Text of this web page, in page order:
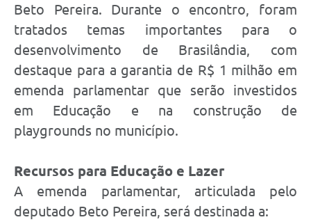
Beto Pereira. Durante o encontro, foram
tratados temas importantes para o
desenvolvimento de Brasilândia, com
destaque para a garantia de R$ 1 milhão em
emenda parlamentar que serão investidos
em Educação e na construção de
playgrounds no município.
Recursos para Educação e Lazer
A emenda parlamentar, articulada pelo
deputado Beto Pereira, será destinada a: